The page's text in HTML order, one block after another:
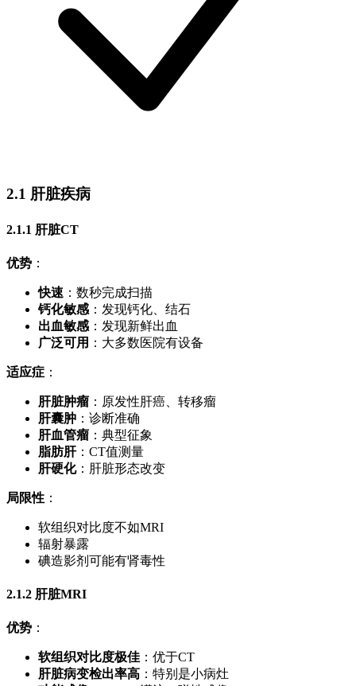
2.1 肝脏疾病
2.1.1 肝脏CT
优势 ：
快速 ：数秒完成扫描
钙化敏感 ：发现钙化、结石
出血敏感 ：发现新鲜出血
广泛可用 ：大多数医院有设备
适应症 ：
肝脏肿瘤 ：原发性肝癌、转移瘤
肝囊肿 ：诊断准确
肝血管瘤 ：典型征象
脂肪肝：CT值测量
肝硬化：肝脏形态改变
局限性 ：
软组织对比度不如MRI
辐射暴露
碘造影剂可能有肾毒性
2.1.2 肝脏MRI
优势 ：
软组织对比度极佳 ：优于CT
肝脏病变检出率高 ：特别是小病灶